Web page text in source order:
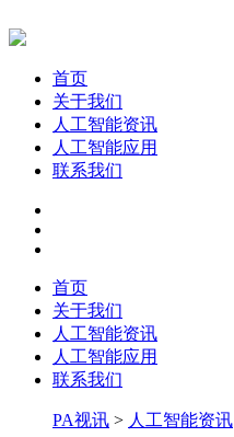
首页
关于我们
人工智能资讯
人工智能应用
联系我们
首页
关于我们
人工智能资讯
人工智能应用
联系我们
PA视讯 > 人工智能资讯